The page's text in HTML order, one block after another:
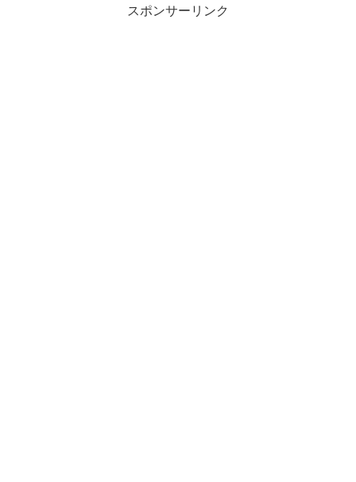
歳から6歳）10:15-11:00ダンスワ
スポンサーリンク